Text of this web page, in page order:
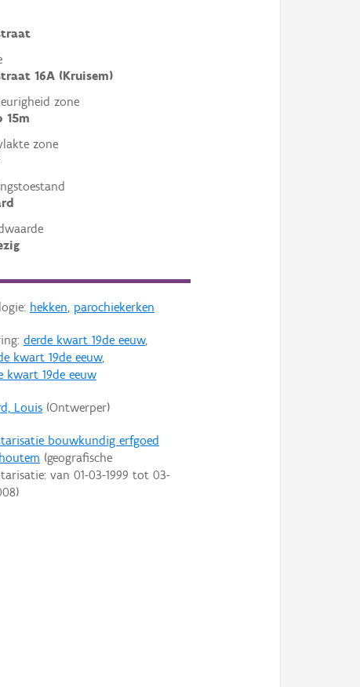
16A (Kruisem)
zone
15m
zone
hekken, parochiekerken
derde kwart 19de eeuw,
kwart 19de eeuw,
kwart 19de eeuw
Louis(Ontwerper)
bouwkundig erfgoed
(geografische
van 01-03-1999 tot 03-
)